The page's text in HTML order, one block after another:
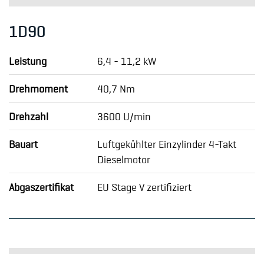
1D90
Leistung
6,4 - 11,2 kW
Drehmoment
40,7 Nm
Drehzahl
3600 U/min
Bauart
Luftgekühlter Einzylinder 4-Takt
Dieselmotor
Abgaszertifikat
EU Stage V zertifiziert